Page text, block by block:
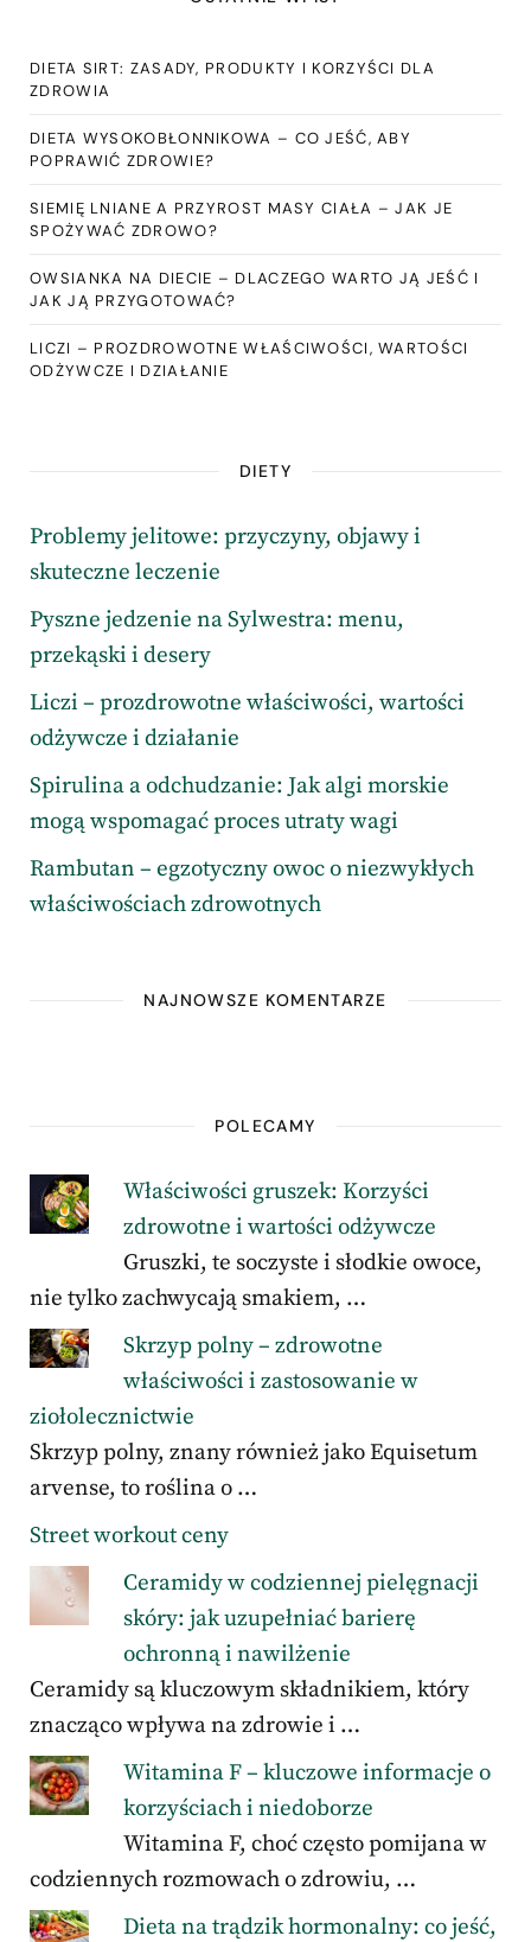
DIETA SIRT: ZASADY, PRODUKTY I KORZYŚCI DLA
ZDROWIA
DIETA WYSOKOBŁONNIKOWA – CO JEŚĆ, ABY
POPRAWIĆ ZDROWIE?
SIEMIĘ LNIANE A PRZYROST MASY CIAŁA – JAK JE
SPOŻYWAĆ ZDROWO?
OWSIANKA NA DIECIE – DLACZEGO WARTO JĄ JEŚĆ I
JAK JĄ PRZYGOTOWAĆ?
LICZI – PROZDROWOTNE WŁAŚCIWOŚCI, WARTOŚCI
ODŻYWCZE I DZIAŁANIE
DIETY
Problemy jelitowe: przyczyny, objawy i
skuteczne leczenie
Pyszne jedzenie na Sylwestra: menu,
przekąski i desery
Liczi – prozdrowotne właściwości, wartości
odżywcze i działanie
Spirulina a odchudzanie: Jak algi morskie
mogą wspomagać proces utraty wagi
Rambutan – egzotyczny owoc o niezwykłych
właściwościach zdrowotnych
NAJNOWSZE KOMENTARZE
POLECAMY
Właściwości gruszek: Korzyści
zdrowotne i wartości odżywcze
Gruszki, te soczyste i słodkie owoce,
nie tylko zachwycają smakiem, …
Skrzyp polny – zdrowotne
właściwości i zastosowanie w
ziołolecznictwie
Skrzyp polny, znany również jako Equisetum
arvense, to roślina o …
Street workout ceny
Ceramidy w codziennej pielęgnacji
skóry: jak uzupełniać barierę
ochronną i nawilżenie
Ceramidy są kluczowym składnikiem, który
znacząco wpływa na zdrowie i …
Witamina F – kluczowe informacje o
korzyściach i niedoborze
Witamina F, choć często pomijana w
codziennych rozmowach o zdrowiu, …
Dieta na trądzik hormonalny: co jeść,